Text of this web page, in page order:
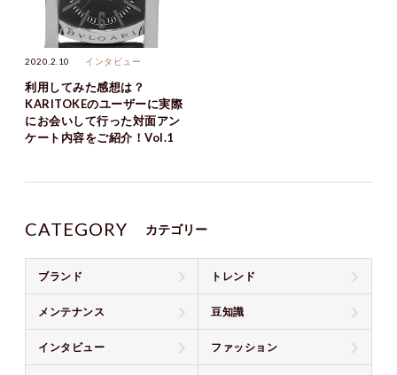
2020.2.10 インタビュー
利用してみた感想は？
KARITOKEのユーザーに実際
にお会いして行った対面アン
ケート内容をご紹介！Vol.1
CATEGORY カテゴリー
ブランド トレンド
メンテナンス 豆知識
インタビュー ファッション